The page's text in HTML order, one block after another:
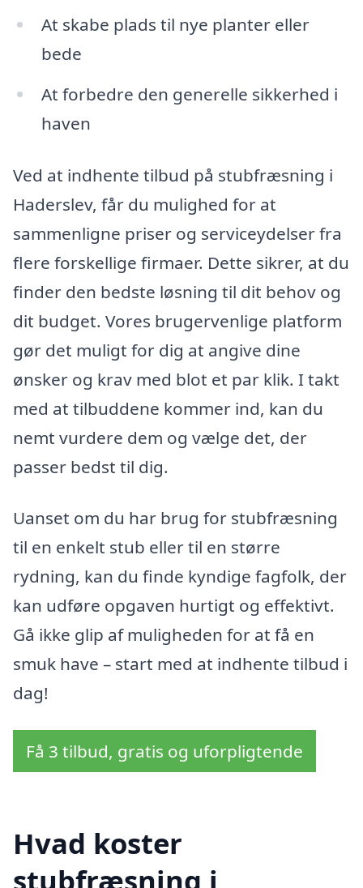
At skabe plads til nye planter eller
bede
At forbedre den generelle sikkerhed i
haven
Ved at indhente tilbud på stubfræsning i
Haderslev, får du mulighed for at
sammenligne priser og serviceydelser fra
flere forskellige firmaer. Dette sikrer, at du
finder den bedste løsning til dit behov og
dit budget. Vores brugervenlige platform
gør det muligt for dig at angive dine
ønsker og krav med blot et par klik. I takt
med at tilbuddene kommer ind, kan du
nemt vurdere dem og vælge det, der
passer bedst til dig.
Uanset om du har brug for stubfræsning
til en enkelt stub eller til en større
rydning, kan du finde kyndige fagfolk, der
kan udføre opgaven hurtigt og effektivt.
Gå ikke glip af muligheden for at få en
smuk have – start med at indhente tilbud i
dag!
Få 3 tilbud, gratis og uforpligtende
Hvad koster
stubfræsning i